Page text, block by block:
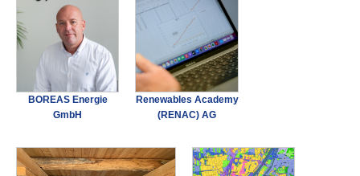
BOREAS Energie
GmbH
Renewables Academy
(RENAC) AG